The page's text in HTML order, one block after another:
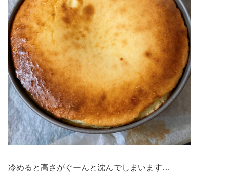
冷めると高さがぐーんと沈んでしまいます…